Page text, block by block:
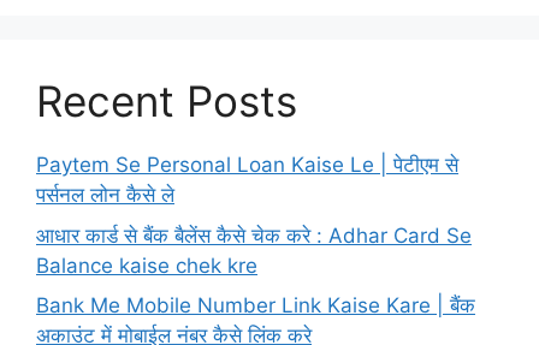
Recent Posts
Paytem Se Personal Loan Kaise Le | पेटीएम से
पर्सनल लोन कैसे ले
आधार कार्ड से बैंक बैलेंस कैसे चेक करे : Adhar Card Se
Balance kaise chek kre
Bank Me Mobile Number Link Kaise Kare | बैंक
अकाउंट में मोबाईल नंबर कैसे लिंक करे